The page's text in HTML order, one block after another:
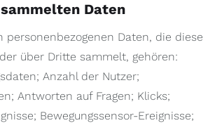
Daten
personenbezogenen Daten, die diese
über Dritte sammelt, gehören:
Anzahl der Nutzer;
Antworten auf Fragen; Klicks;
Bewegungssensor-Ereignisse;